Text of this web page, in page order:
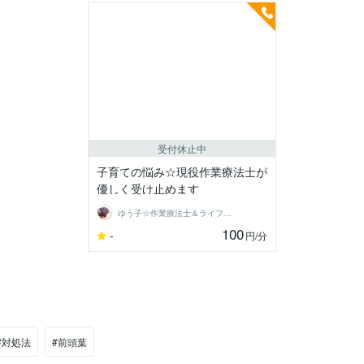
受付休止中
子育ての悩み☆現役作業療法士が
優しく受け止めます
ゆう子☆作業療法士＆ライフコーチ
- 100円/分
処法 #前頭葉